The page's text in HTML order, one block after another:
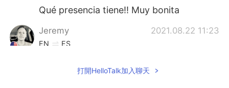
Qué presencia tiene!! Muy bonita
Jeremy 2021.08.22 11:23
EN ES
“cabra de las Rocosas.” La cabra montés
打開HelloTalk加入聊天